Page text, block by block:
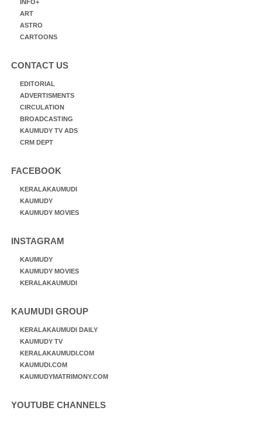
INFO+
ART
ASTRO
CARTOONS
CONTACT US
EDITORIAL
ADVERTISMENTS
CIRCULATION
BROADCASTING
KAUMUDY TV ADS
CRM DEPT
FACEBOOK
KERALAKAUMUDI
KAUMUDY
KAUMUDY MOVIES
INSTAGRAM
KAUMUDY
KAUMUDY MOVIES
KERALAKAUMUDI
KAUMUDI GROUP
KERALAKAUMUDI DAILY
KAUMUDY TV
KERALAKAUMUDI.COM
KAUMUDI.COM
KAUMUDYMATRIMONY.COM
YOUTUBE CHANNELS